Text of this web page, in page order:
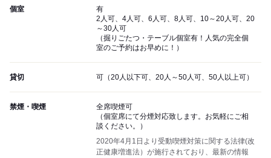
個室
有
2人可、4人可、6人可、8人可、10～20人可、20
～30人可
（掘りごたつ・テーブル個室有！人気の完全個
室のご予約はお早めに！）
貸切 可（20人以下可、20人～50人可、50人以上可）
禁煙・喫煙
全席喫煙可
（個室席にて分煙対応致します。お気軽にご相
談ください。）
2020年4月1日より受動喫煙対策に関する法律(改
正健康増進法）が施行されており、最新の情報